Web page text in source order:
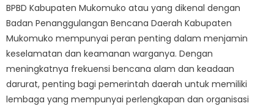
BPBD Kabupaten Mukomuko atau yang dikenal dengan
Badan Penanggulangan Bencana Daerah Kabupaten
Mukomuko mempunyai peran penting dalam menjamin
keselamatan dan keamanan warganya. Dengan
meningkatnya frekuensi bencana alam dan keadaan
darurat, penting bagi pemerintah daerah untuk memiliki
lembaga yang mempunyai perlengkapan dan organisasi